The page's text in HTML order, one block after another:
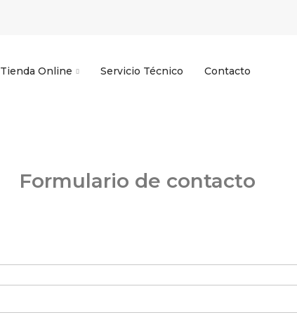
Tienda Online Servicio Técnico Contacto
Formulario de contacto